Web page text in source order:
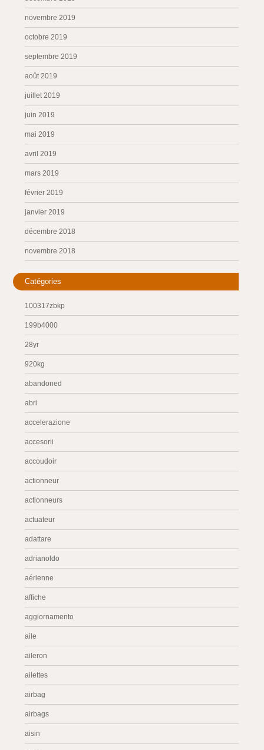
novembre 2019
octobre 2019
septembre 2019
août 2019
juillet 2019
juin 2019
mai 2019
avril 2019
mars 2019
février 2019
janvier 2019
décembre 2018
novembre 2018
Catégories
100317zbkp
199b4000
28yr
920kg
abandoned
abri
accelerazione
accesorii
accoudoir
actionneur
actionneurs
actuateur
adattare
adrianoldo
aérienne
affiche
aggiornamento
aile
aileron
ailettes
airbag
airbags
aisin